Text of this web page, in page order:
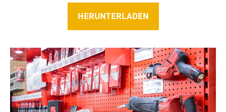
HERUNTERLADEN